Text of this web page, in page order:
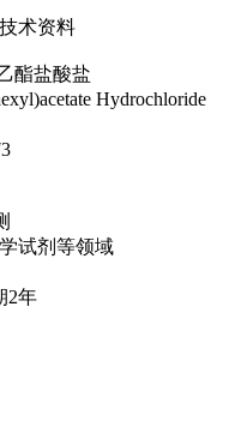
术资料
酯盐酸盐
Hydrochloride
试剂等领域
2年